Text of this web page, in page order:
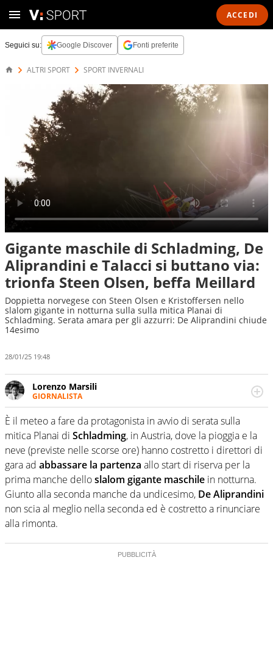
ACCEDI
Seguici su: Google Discover Fonti preferite
ALTRI SPORT SPORT INVERNALI
Gigante maschile di Schladming, De
Aliprandini e Talacci si buttano via:
trionfa Steen Olsen, beffa Meillard
Doppietta norvegese con Steen Olsen e Kristoffersen nello
slalom gigante in notturna sulla sulla mitica Planai di
Schladming. Serata amara per gli azzurri: De Aliprandini chiude
14esimo
28/01/25 19:48
Lorenzo Marsili
GIORNALISTA
Giornalista pubblicista, redattore, divulgatore. E' una
delle anime video del sito: racconta in immagini un
evento e lo fa come pochi altri
È il meteo a fare da protagonista in avvio di serata sulla
mitica Planai di Schladming, in Austria, dove la pioggia e la
neve (previste nelle scorse ore) hanno costretto i direttori di
gara ad abbassare la partenza allo start di riserva per la
prima manche delloslalom gigante maschile in notturna.
Giunto alla seconda manche da undicesimo, De Aliprandini
non scia al meglio nella seconda ed è costretto a rinunciare
alla rimonta.